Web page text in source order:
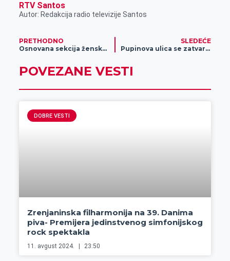
RTV Santos
Autor: Redakcija radio televizije Santos
PRETHODNO
Osnovana sekcija ženskog odbojkaškog kluba Klek u Srpskom Itebeju
SLEDEĆE
Pupinova ulica se zatvara za saobraćaj
POVEZANE VESTI
DOBRE VESTI
Zrenjaninska filharmonija na 39. Danima
piva- Premijera jedinstvenog simfonijskog
rock spektakla
11. avgust 2024. 23:50